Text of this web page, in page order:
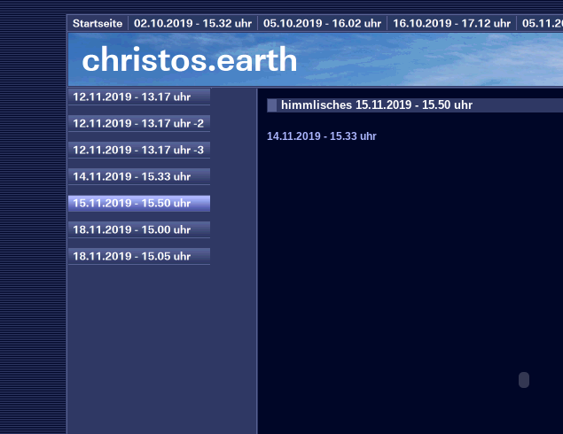
himmlisches 15.11.2019 - 15.50 uhr
14.11.2019 - 15.33 uhr